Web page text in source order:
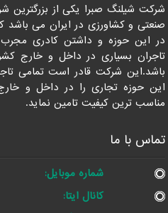
شرکت شیلنگ صبرا یکی از
صنعتی و کشاورزی در ایران می
در این حوزه و داشتن کادری مجرب
تاجران بسیاری در داخل و خارج
باشد.این شرکت قادر است تمامی
این حوزه تجاری را در داخل و
مناسب ترین کیفیت تامین نماید.
تماس با ما
شماره موبایل:
کانال ایتا: